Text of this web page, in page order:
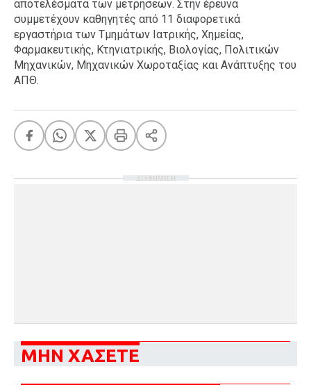
αποτελέσματα των μετρήσεων. Στην έρευνα
συμμετέχουν καθηγητές από 11 διαφορετικά
εργαστήρια των Τμημάτων Ιατρικής, Χημείας,
Φαρμακευτικής, Κτηνιατρικής, Βιολογίας, Πολιτικών
Μηχανικών, Μηχανικών Χωροταξίας και Ανάπτυξης του
ΑΠΘ.
ΔΙΑΦΗΜΙΣΗ
ΜΗΝ ΧΑΣΕΤΕ